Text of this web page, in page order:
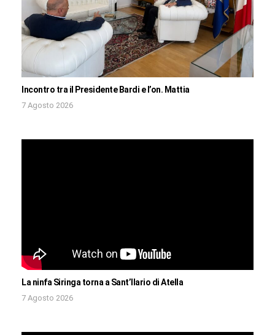
Incontro tra il Presidente Bardi e l’on. Mattia
7 Agosto 2026
La ninfa Siringa torna a Sant’Ilario di Atella
7 Agosto 2026